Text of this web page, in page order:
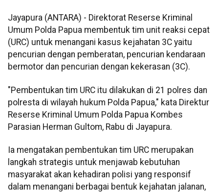
Jayapura (ANTARA) - Direktorat Reserse Kriminal
Umum Polda Papua membentuk tim unit reaksi cepat
(URC) untuk menangani kasus kejahatan 3C yaitu
pencurian dengan pemberatan, pencurian kendaraan
bermotor dan pencurian dengan kekerasan (3C).
"Pembentukan tim URC itu dilakukan di 21 polres dan
polresta di wilayah hukum Polda Papua," kata Direktur
Reserse Kriminal Umum Polda Papua Kombes
Parasian Herman Gultom, Rabu di Jayapura.
Ia mengatakan pembentukan tim URC merupakan
langkah strategis untuk menjawab kebutuhan
masyarakat akan kehadiran polisi yang responsif
dalam menangani berbagai bentuk kejahatan jalanan,